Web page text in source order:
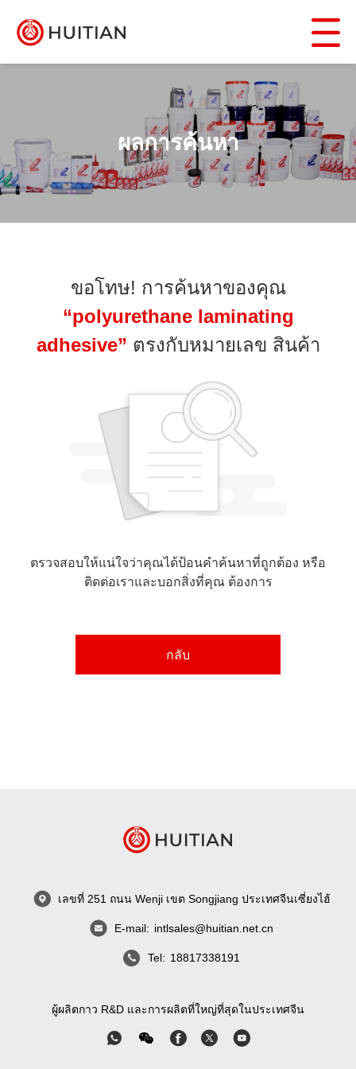
ผลการค้นหา
ขอโทษ! การค้นหาของคุณ
“polyurethane laminating
adhesive” ตรงกับหมายเลข สินค้า
ตรวจสอบให้แน่ใจว่าคุณได้ป้อนคำค้นหาที่ถูกต้อง หรือ
ติดต่อเราและบอกสิ่งที่คุณ ต้องการ
กลับ
เลขที่ 251 ถนน Wenji เขต Songjiang ประเทศจีนเซี่ยงไฮ้
E-mail: intlsales@huitian.net.cn
Tel: 18817338191
ผู้ผลิตกาว R&D และการผลิตที่ใหญ่ที่สุดในประเทศจีน